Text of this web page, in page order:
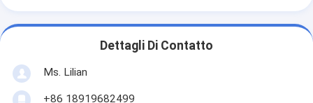
Dettagli Di Contatto
Ms. Lilian
+86 18919682499